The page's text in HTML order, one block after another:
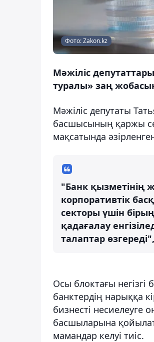
Фото: Zakon.kz
Мәжіліс
туралы» заң
Мәжіліс депутаты
басшысының қаржы
мақсатында
"Банк қызметінің
корпоративтік
секторы үшін
қадағалау
талаптар
Осы блоктағы негізгі
банктердің нарыққа
бизнесті несиелеуге
басшыларына
мамандар келуі тиіс.